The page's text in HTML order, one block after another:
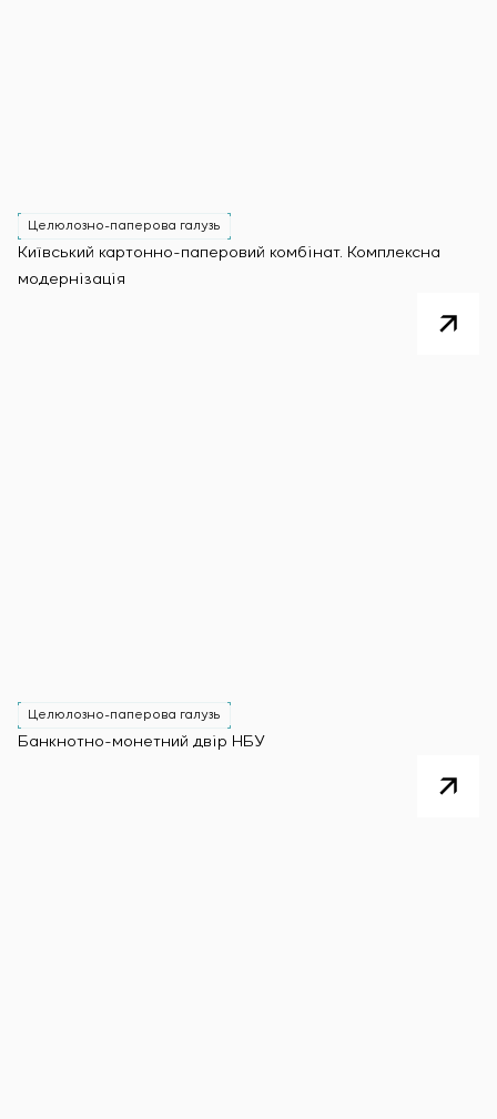
Целюлозно-паперова галузь
Київський картонно-паперовий комбінат. Комплексна
модернізація
Целюлозно-паперова галузь
Банкнотно-монетний двір НБУ